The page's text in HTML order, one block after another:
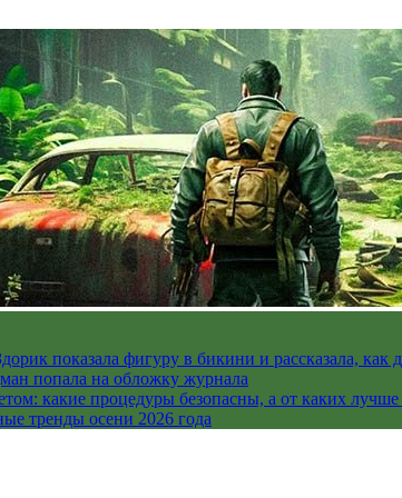
показала фигуру в бикини и рассказала, как
попала на обложку журнала
какие процедуры безопасны, а от каких лучше
тренды осени 2026 года